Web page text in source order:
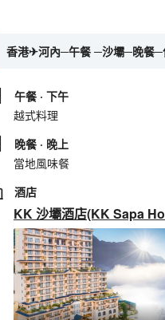
香港✈河內─午餐 ─沙壩─晚餐─
午餐 · 下午
越式料理
晚餐 · 晚上
當地風味餐
酒店
KK 沙壩酒店(KK Sapa